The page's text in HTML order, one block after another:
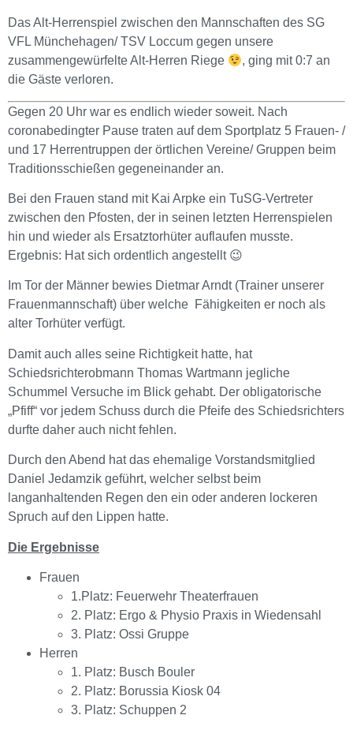
Das Alt-Herrenspiel zwischen den Mannschaften des SG
VFL Münchehagen/ TSV Loccum gegen unsere
zusammengewürfelte Alt-Herren Riege
, ging mit 0:7 an
die Gäste verloren.
Gegen 20 Uhr war es endlich wieder soweit. Nach
coronabedingter Pause traten auf dem Sportplatz 5 Frauen- /
und 17 Herrentruppen der örtlichen Vereine/ Gruppen beim
Traditionsschießen gegeneinander an.
Bei den Frauen stand mit Kai Arpke ein TuSG-Vertreter
zwischen den Pfosten, der in seinen letzten Herrenspielen
hin und wieder als Ersatztorhüter auflaufen musste.
Ergebnis: Hat sich ordentlich angestellt 😉
Im Tor der Männer bewies Dietmar Arndt (Trainer unserer
Frauenmannschaft) über welche Fähigkeiten er noch als
alter Torhüter verfügt.
Damit auch alles seine Richtigkeit hatte, hat
Schiedsrichterobmann Thomas Wartmann jegliche
Schummel Versuche im Blick gehabt. Der obligatorische
„Pfiff“ vor jedem Schuss durch die Pfeife des Schiedsrichters
durfte daher auch nicht fehlen.
Durch den Abend hat das ehemalige Vorstandsmitglied
Daniel Jedamzik geführt, welcher selbst beim
langanhaltenden Regen den ein oder anderen lockeren
Spruch auf den Lippen hatte.
Die Ergebnisse
Frauen
1.Platz: Feuerwehr Theaterfrauen
2. Platz: Ergo & Physio Praxis in Wiedensahl
3. Platz: Ossi Gruppe
Herren
1. Platz: Busch Bouler
2. Platz: Borussia Kiosk 04
3. Platz: Schuppen 2